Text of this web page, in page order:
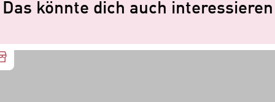
Das könnte dich auch interessieren